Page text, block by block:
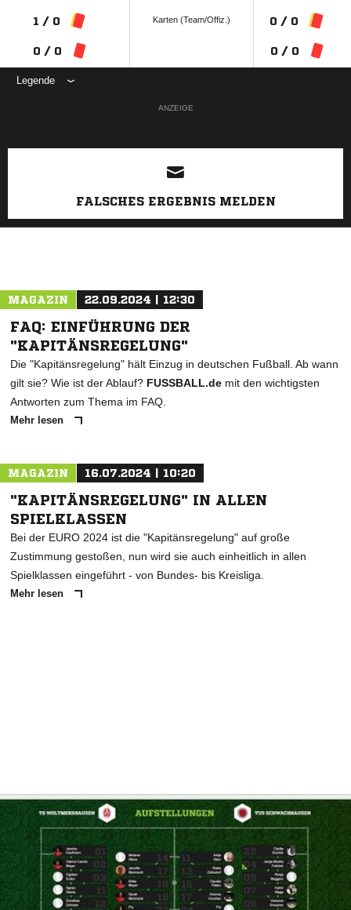
1 / 0
0 / 0
Karten (Team/Offiz.) 0 / 0
0 / 0
Legende
ANZEIGE
FALSCHES ERGEBNIS MELDEN
MAGAZIN 22.09.2024 | 12:30
FAQ: EINFÜHRUNG DER
"KAPITÄNSREGELUNG"
Die "Kapitänsregelung" hält Einzug in deutschen Fußball. Ab wann
gilt sie? Wie ist der Ablauf? FUSSBALL.de mit den wichtigsten
Antworten zum Thema im FAQ.
Mehr lesen
MAGAZIN 16.07.2024 | 10:20
"KAPITÄNSREGELUNG" IN ALLEN
SPIELKLASSEN
Bei der EURO 2024 ist die "Kapitänsregelung" auf große
Zustimmung gestoßen, nun wird sie auch einheitlich in allen
Spielklassen eingeführt - von Bundes- bis Kreisliga.
Mehr lesen